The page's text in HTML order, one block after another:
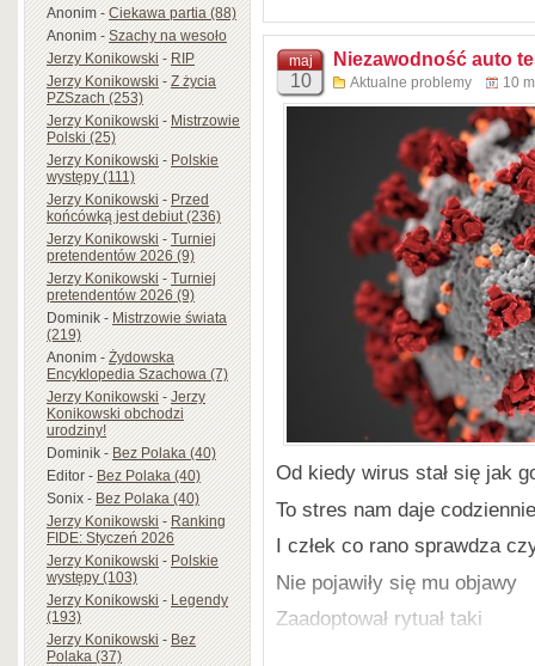
Anonim-Ciekawa partia (88)
Anonim-Szachy na wesoło
Jerzy Konikowski-RIP
Jerzy Konikowski-Z życia
PZSzach (253)
Jerzy Konikowski-Mistrzowie
Polski (25)
Jerzy Konikowski-Polskie
występy (111)
Jerzy Konikowski-Przed
końcówką jest debiut (236)
Jerzy Konikowski-Turniej
pretendentów 2026 (9)
Jerzy Konikowski-Turniej
pretendentów 2026 (9)
Dominik-Mistrzowie świata
(219)
Anonim-Żydowska
Encyklopedia Szachowa (7)
Jerzy Konikowski-Jerzy
Konikowski obchodzi
urodziny!
Dominik-Bez Polaka (40)
Editor-Bez Polaka (40)
Sonix-Bez Polaka (40)
Jerzy Konikowski-Ranking
FIDE: Styczeń 2026
Jerzy Konikowski-Polskie
występy (103)
Jerzy Konikowski-Legendy
(193)
Jerzy Konikowski-Bez
Polaka (37)
Odpowiedź jest bardzo
doskonale przygotowani
Nie przegrywaliśmy
często widzieliśmy w
Walczyliśmy z czołówką
Do trójki najlepszych w
Radosława Wojtaszka i
– sam znawca otwarć
przygotowanych młodych
Draguna. W skład ekipy
Mitoń i Daniel Sadzikowski.
Jednym słowem nasze
najlepsi z najlepszych i
odniesiono największy
czasach!
Mnie osobiście szczególnie
uwagę w swoich
współczesnych szachach
Ten problem obszernie
„Akiba Rubinstein”
maj
10
Niezawodność auto
Aktualne problemy 10
Od kiedy wirus stał się jak
To stres nam daje
I człek co rano sprawdza
Nie pojawiły się mu objawy
Zaadoptował rytuał taki